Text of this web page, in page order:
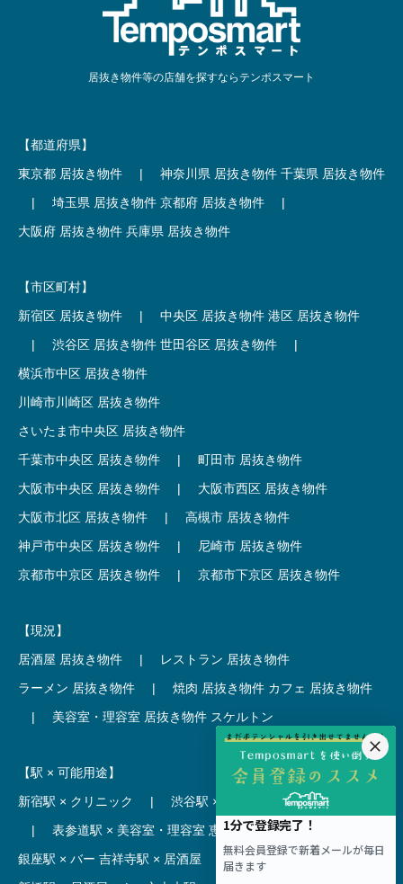
居抜き物件等の店舗を探すならテンポスマート
【都道府県】
東京都 居抜き物件
| 神奈川県 居抜き物件 千葉県 居抜き物件
|
埼玉県 居抜き物件 京都府 居抜き物件
|
大阪府 居抜き物件 兵庫県 居抜き物件
【市区町村】
新宿区 居抜き物件
| 中央区 居抜き物件 港区 居抜き物件
|
渋谷区 居抜き物件 世田谷区 居抜き物件
|
横浜市中区 居抜き物件
川崎市川崎区 居抜き物件
さいたま市中央区 居抜き物件
千葉市中央区 居抜き物件
|
町田市 居抜き物件
大阪市中央区 居抜き物件
|
大阪市西区 居抜き物件
大阪市北区 居抜き物件
|
高槻市 居抜き物件
神戸市中央区 居抜き物件
|
尼崎市 居抜き物件
京都市中京区 居抜き物件
| 京都市下京区 居抜き物件
【現況】
居酒屋 居抜き物件
|
レストラン 居抜き物件
ラーメン 居抜き物件
| 焼肉 居抜き物件 カフェ 居抜き物件
|
美容室・理容室 居抜き物件 スケルトン
【駅 × 可能用途】
新宿駅 × クリニック
| 渋谷駅 × カフェ
池袋駅 × ラーメン
|
表参道駅 × 美容室・理容室 恵比寿駅 × レストラン
銀座駅 × バー 吉祥寺駅 × 居酒屋
麻布十番駅 × レストラン